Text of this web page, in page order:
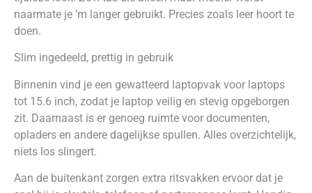
naarmate je ’m langer gebruikt. Precies zoals leer hoort te
doen.
Slim ingedeeld, prettig in gebruik
Binnenin vind je een gewatteerd laptopvak voor laptops
tot 15.6 inch, zodat je laptop veilig en stevig opgeborgen
zit. Daarnaast is er genoeg ruimte voor documenten,
opladers en andere dagelijkse spullen. Alles overzichtelijk,
niets los slingert.
Aan de buitenkant zorgen extra ritsvakken ervoor dat je